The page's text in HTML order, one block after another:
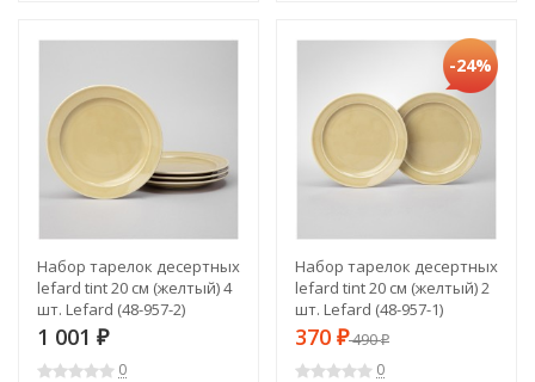
Набор тарелок десертных
lefard tint 20 см (желтый) 4
шт. Lefard (48-957-2)
1 001 ₽
0
-24%
Набор тарелок десертных
lefard tint 20 см (желтый) 2
шт. Lefard (48-957-1)
370 ₽490₽
0